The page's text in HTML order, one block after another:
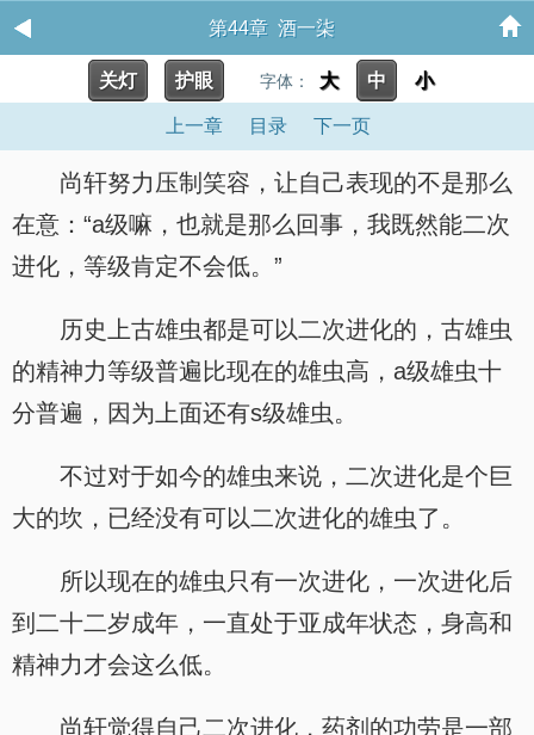
第44章 酒一柒
关灯 护眼 字体： 大 中 小
上一章 目录 下一页
尚轩努力压制笑容，让自己表现的不是那么
在意：“a级嘛，也就是那么回事，我既然能二次
进化，等级肯定不会低。”
历史上古雄虫都是可以二次进化的，古雄虫
的精神力等级普遍比现在的雄虫高，a级雄虫十
分普遍，因为上面还有s级雄虫。
不过对于如今的雄虫来说，二次进化是个巨
大的坎，已经没有可以二次进化的雄虫了。
所以现在的雄虫只有一次进化，一次进化后
到二十二岁成年，一直处于亚成年状态，身高和
精神力才会这么低。
尚轩觉得自己二次进化，药剂的功劳是一部